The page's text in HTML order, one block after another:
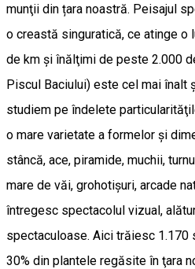
munţii din țara noastră. Peisajul
o creastă singuratică, ce atinge o
de km şi înălţimi de peste 2.000
Piscul Baciului) este cel mai înalt
studiem pe îndelete
o mare varietate a formelor şi
stâncă, ace, piramide, muchii,
mare de văi, grohotişuri, arcade
întregesc spectacolul vizual,
spectaculoase. Aici trăiesc 1.170
30% din plantele regăsite în ţara